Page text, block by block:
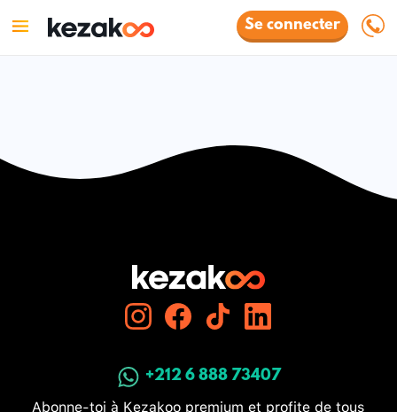
Se connecter
+212 6 888 73407
Abonne-toi à Kezakoo premium et profite de tous